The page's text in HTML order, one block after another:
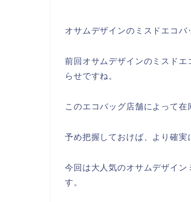
オサムデザインのミスドエコバ
前回オサムデザインのミスド
らせですね。
このエコバッグ店舗によって在
予め把握しておけば、より確実
今回は大人気のオサムデザイ
す。